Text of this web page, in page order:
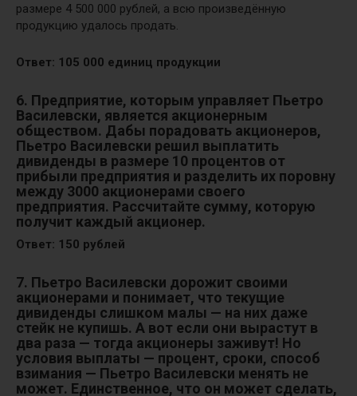
размере 4 500 000 рублей, а всю произведённую
продукцию удалось продать.
Ответ: 105 000 единиц продукции
6. Предприятие, которым управляет Пьетро
Василевски, является акционерным
обществом. Дабы порадовать акционеров,
Пьетро Василевски решил выплатить
дивиденды в размере 10 процентов от
прибыли предприятия и разделить их поровну
между 3000 акционерами своего
предприятия. Рассчитайте сумму, которую
получит каждый акционер.
Ответ: 150 рублей
7. Пьетро Василевски дорожит своими
акционерами и понимает, что текущие
дивиденды слишком малы — на них даже
стейк не купишь. А вот если они вырастут в
два раза — тогда акционеры заживут! Но
условия выплаты — процент, сроки, способ
взимания — Пьетро Василевски менять не
может. Единственное, что он может сделать,